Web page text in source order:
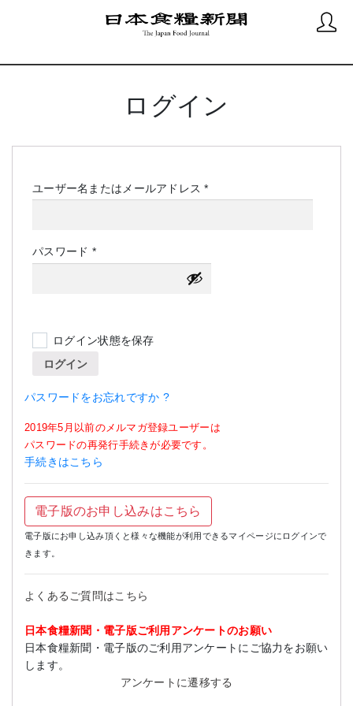
ログイン
ユーザー名またはメールアドレス*必
パスワード *必
須
ログイン状態を保存
ログイン
パスワードをお忘れですか ?
2019年5月以前のメルマガ登録ユーザーは
パスワードの再発行手続きが必要です。
手続きはこちら
電子版のお申し込みはこちら
電子版にお申し込み頂くと様々な機能が利用できるマイページにログインで
きます。
よくあるご質問はこちら
日本食糧新聞・電子版ご利用アンケートのお願い
日本食糧新聞・電子版のご利用アンケートにご協力をお願い
します。
アンケートに遷移する